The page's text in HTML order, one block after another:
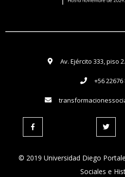
Av. Ejército 333, piso
+56 22676
© 2019 Universidad Diego
Sociales e